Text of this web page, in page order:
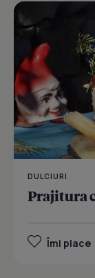
DULCIURI
Prajitura
Îmi place